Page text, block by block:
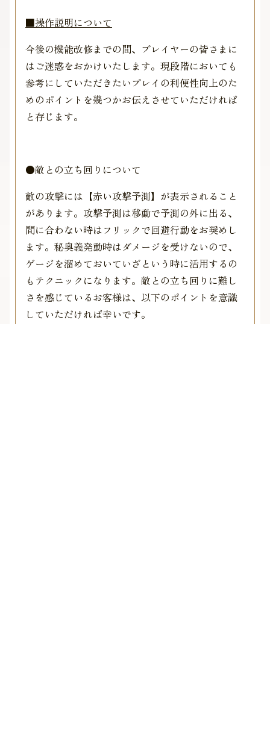
■操作説明について
今後の機能改修までの間、プレイヤーの皆さまに
はご迷惑をおかけいたします。現段階においても
参考にしていただきたいプレイの利便性向上のた
めのポイントを幾つかお伝えさせていただければ
と存じます。
●敵との立ち回りについて
敵の攻撃には【赤い攻撃予測】が表示されること
があります。攻撃予測は移動で予測の外に出る、
間に合わない時はフリックで回避行動をお奨めし
ます。秘奥義発動時はダメージを受けないので、
ゲージを溜めておいていざという時に活用するの
もテクニックになります。敵との立ち回りに難し
さを感じているお客様は、以下のポイントを意識
していただければ幸いです。